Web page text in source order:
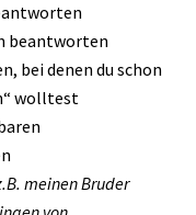
beantworten
bei denen du schon
wolltest
meinen Bruder